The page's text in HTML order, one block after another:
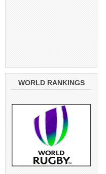
WORLD RANKINGS